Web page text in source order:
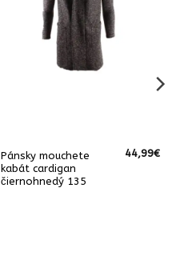
Pánsky mouchete
kabát cardigan
čiernohnedý 135
44,99€